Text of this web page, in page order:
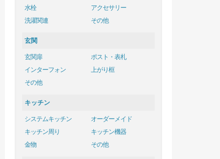
水栓
アクセサリー
洗濯関連
その他
玄関
玄関扉
ポスト・表札
インターフォン
上がり框
その他
キッチン
システムキッチン
オーダーメイド
キッチン周り
キッチン機器
金物
その他